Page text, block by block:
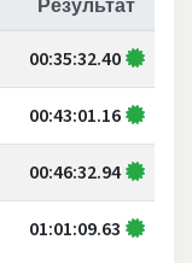
Результат
00:35:32.40
00:43:01.16
00:46:32.94
01:01:09.63